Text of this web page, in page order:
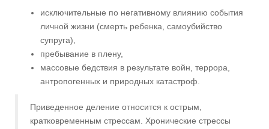
исключительные по негативному влиянию события
личной жизни (смерть ребенка, самоубийство
супруга),
пребывание в плену,
массовые бедствия в результате войн, террора,
антропогенных и природных катастроф.
Приведенное деление относится к острым,
кратковременным стрессам. Хронические стрессы